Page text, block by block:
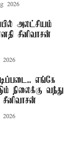
2026
அலட்சியம்
சீனிவாசன்
எங்கே
நிலைக்கு வந்து
சீனிவாசன்